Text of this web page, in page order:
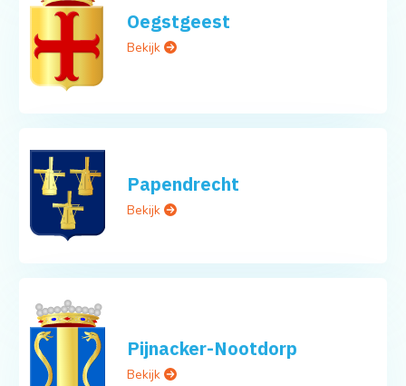
Oegstgeest
Bekijk
Papendrecht
Bekijk
Pijnacker-Nootdorp
Bekijk